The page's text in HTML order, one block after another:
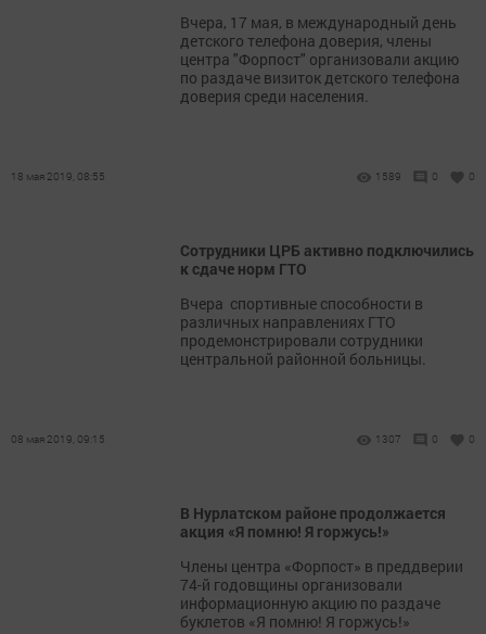
Вчера, 17 мая, в международный день
детского телефона доверия, члены
центра "Форпост" организовали акцию
по раздаче визиток детского телефона
доверия среди населения.
18 мая 2019, 08:55 1589 0 0
Сотрудники ЦРБ активно подключились
к сдаче норм ГТО
Вчера спортивные способности в
различных направлениях ГТО
продемонстрировали сотрудники
центральной районной больницы.
08 мая 2019, 09:15 1307 0 0
В Нурлатском районе продолжается
акция «Я помню! Я горжусь!»
Члены центра «Форпост» в преддверии
74-й годовщины организовали
информационную акцию по раздаче
буклетов «Я помню! Я горжусь!»